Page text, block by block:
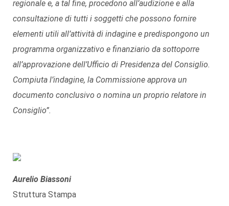
regionale e, a tal fine, procedono all’audizione e alla
consultazione di tutti i soggetti che possono fornire
elementi utili all’attività di indagine e predispongono un
programma organizzativo e finanziario da sottoporre
all’approvazione dell’Ufficio di Presidenza del Consiglio.
Compiuta l’indagine, la Commissione approva un
documento conclusivo o nomina un proprio relatore in
Consiglio”.
Aurelio Biassoni
Struttura Stampa